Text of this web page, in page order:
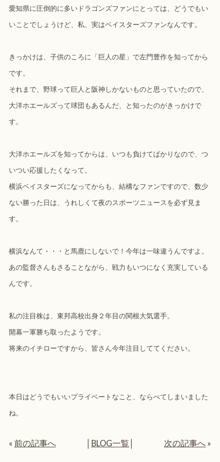
愛知県に圧倒的に多いドラゴンズファンにとっては、どうでもい
いことでしょうけど、私、実はベイスターズファンなんです。
きっかけは、子供のころに「巨人の星」で左門豊作を知ってから
です。
それまで、野球って巨人と阪神しかないものと思っていたので、
大洋ホエールズって球団もあるんだ、と知ったのがきっかけで
す。
大洋ホエールズを知ってからは、いつも負けてばかりなので、つ
いつい応援したくなって。
横浜ベイスターズになってからも、結構なファンですので、数少
ない勝った日は、うれしくて夜のスポーツニュースを必ず見ま
す。
横浜なんて・・・と馬鹿にしないで！今年は一味違うんですよ。
あの監督さんもさることながら、戦力もいつになく充実している
んです。
私の注目株は、東邦高校出身２年目の関根大気選手。
開幕一軍勝ち取ったようです。
将来のイチローですから、皆さん今年注目しててください。
本日はどうでもいいプライベートなこと、ならべてしまいました
ね。
« 前の記事へ BLOG一覧 次の記事へ »